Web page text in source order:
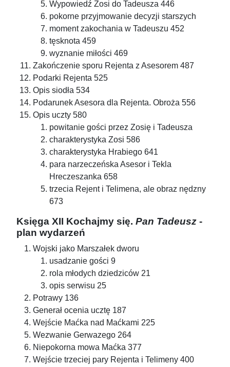
Wypowiedź Zosi do Tadeusza 446
pokorne przyjmowanie decyzji starszych
moment zakochania w Tadeuszu 452
tęsknota 459
wyznanie miłości 469
Zakończenie sporu Rejenta z Asesorem 487
Podarki Rejenta 525
Opis siodła 534
Podarunek Asesora dla Rejenta. Obroża 556
Opis uczty 580
powitanie gości przez Zosię i Tadeusza
charakterystyka Zosi 586
charakterystyka Hrabiego 641
para narzeczeńska Asesor i Tekla
Hreczeszanka 658
trzecia Rejent i Telimena, ale obraz nędzny
673
Księga XII Kochajmy się. Pan Tadeusz -
plan wydarzeń
Wojski jako Marszałek dworu
usadzanie gości 9
rola młodych dziedziców 21
opis serwisu 25
Potrawy 136
Generał ocenia ucztę 187
Wejście Maćka nad Maćkami 225
Wezwanie Gerwazego 264
Niepokorna mowa Maćka 377
Wejście trzeciej pary Rejenta i Telimeny 400